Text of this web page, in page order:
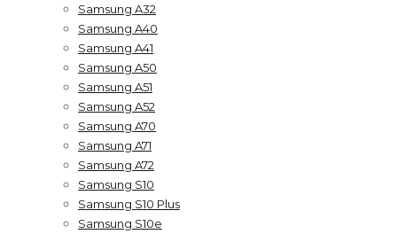
Samsung A32
Samsung A40
Samsung A41
Samsung A50
Samsung A51
Samsung A52
Samsung A70
Samsung A71
Samsung A72
Samsung S10
Samsung S10 Plus
Samsung S10e